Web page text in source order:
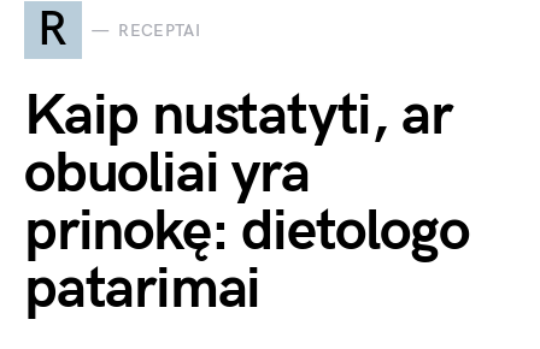
R RECEPTAI
Kaip nustatyti, ar
obuoliai yra
prinokę: dietologo
patarimai